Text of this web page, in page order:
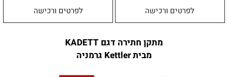
לפרטים ורכישה לפרטים ורכישה
מתקן חתירה דגם KADETT
מבית Kettler גרמניה